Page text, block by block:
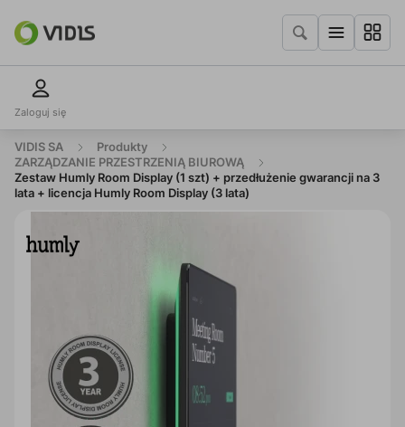
Zaloguj się
VIDIS SA
Produkty
ZARZĄDZANIE PRZESTRZENIĄ BIUROWĄ
Zestaw Humly Room Display (1 szt) + przedłużenie gwarancji na 3
lata + licencja Humly Room Display (3 lata)